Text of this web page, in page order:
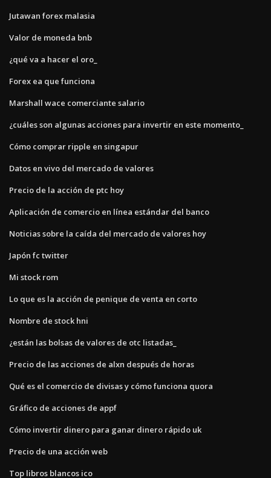
Jutawan forex malasia
Valor de moneda bnb
¿qué va a hacer el oro_
Forex ea que funciona
Marshall wace comerciante salario
¿cuáles son algunas acciones para invertir en este momento_
Cómo comprar ripple en singapur
Datos en vivo del mercado de valores
Precio de la acción de ptc hoy
Aplicación de comercio en línea estándar del banco
Noticias sobre la caída del mercado de valores hoy
Japón fc twitter
Mi stock rom
Lo que es la acción de penique de venta en corto
Nombre de stock hni
¿están las bolsas de valores de otc listadas_
Precio de las acciones de alxn después de horas
Qué es el comercio de divisas y cómo funciona quora
Gráfico de acciones de appf
Cómo invertir dinero para ganar dinero rápido uk
Precio de una acción web
Top libros blancos ico